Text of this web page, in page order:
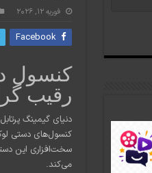
فوریه 12, 2026
Facebook
کنسول
رقیب
کنسول‌های دستی
سخت‌افزاری این
می‌کند.